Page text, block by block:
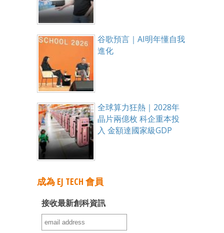
谷歌預言｜AI明年懂自我
進化
全球算力狂熱｜2028年
晶片兩億枚 科企重本投
入 金額達國家級GDP
成為 EJ TECH 會員
接收最新創科資訊